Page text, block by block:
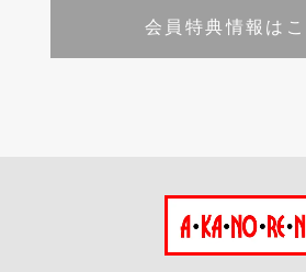
会員特典情報は